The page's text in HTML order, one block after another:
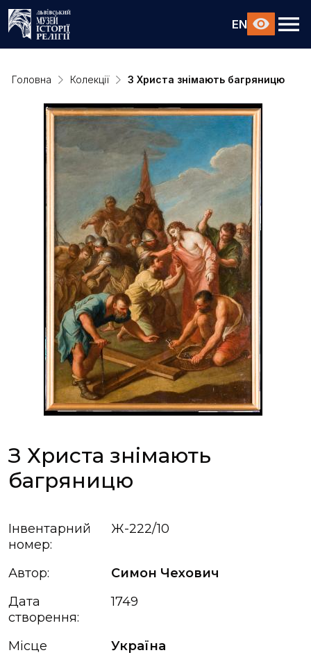
EN
Головна Колекції З Христа знімають багряницю
З Христа знімають
багряницю
Інвентарний
номер:
Ж-222/10
Автор:
Симон Чехович
Дата
створення:
1749
Місце
Україна